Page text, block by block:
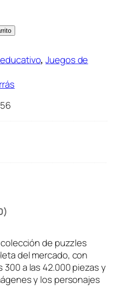
, Juegos de
de puzzles
del mercado, con
a las 42.000 piezas y
y los personajes